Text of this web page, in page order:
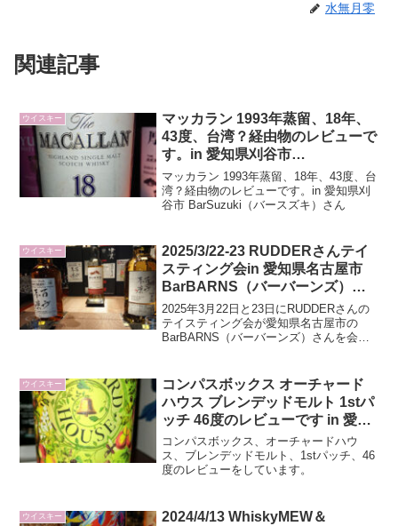
水無月零
関連記事
ウイスキー
マッカラン 1993年蒸留、18年、
43度、台湾？経由物のレビューで
す。in 愛知県刈谷市
BarSuzuki（バースズキ）さん
マッカラン 1993年蒸留、18年、43度、台
湾？経由物のレビューです。in 愛知県刈
谷市 BarSuzuki（バースズキ）さん
ウイスキー
2025/3/22-23 RUDDERさんテイ
スティング会in 愛知県名古屋市
BarBARNS（バーバーンズ）さ
ん会場のレビューです
2025年3月22日と23日にRUDDERさんの
テイスティング会が愛知県名古屋市の
BarBARNS（バーバーンズ）さんを会場
ウイスキー
コンパスボックス オーチャード
ハウス ブレンデッドモルト 1stパ
ッチ 46度のレビューです in 愛知
県刈谷市 BarQuanz（バーカンシ
ュ）
コンパスボックス、オーチャードハウ
ス、ブレンデッドモルト、1stパッチ、46
度のレビューをしています。
ウイスキー
2024/4/13 WhiskyMEW＆